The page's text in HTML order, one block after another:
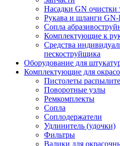
Насадки GN очистки
Рукава и шланги
Сопла
Комплектующие к
Средства
пескоструйщика
Оборудование для
Комплектующие для
Пистолеты
Поворотные узлы
Ремкомплекты
Сопла
Соплодержатели
Удлинитель (удочки)
Фильтры
Валики для